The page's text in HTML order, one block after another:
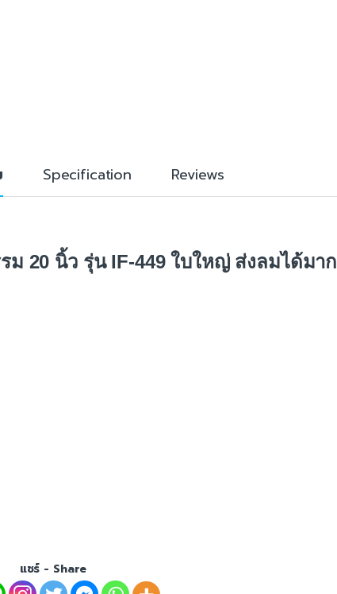
Specification Reviews
ม 20 นิ้ว รุ่น IF-449 ใบใหญ่ ส่งลมได้มาก
แชร์ - Share